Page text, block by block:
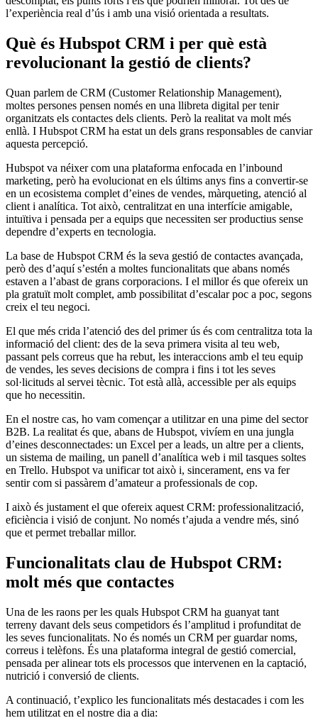
l’experiència real d’ús i amb una visió orientada a resultats.
Què és Hubspot CRM i per què està
revolucionant la gestió de clients?
Quan parlem de CRM (Customer Relationship Management),
moltes persones pensen només en una llibreta digital per tenir
organitzats els contactes dels clients. Però la realitat va molt més
enllà. I Hubspot CRM ha estat un dels grans responsables de canviar
aquesta percepció.
Hubspot va néixer com una plataforma enfocada en l’inbound
marketing, però ha evolucionat en els últims anys fins a convertir-se
en un ecosistema complet d’eines de vendes, màrqueting, atenció al
client i analítica. Tot això, centralitzat en una interfície amigable,
intuïtiva i pensada per a equips que necessiten ser productius sense
dependre d’experts en tecnologia.
La base de Hubspot CRM és la seva gestió de contactes avançada,
però des d’aquí s’estén a moltes funcionalitats que abans només
estaven a l’abast de grans corporacions. I el millor és que ofereix un
pla gratuït molt complet, amb possibilitat d’escalar poc a poc, segons
creix el teu negoci.
El que més crida l’atenció des del primer ús és com centralitza tota la
informació del client: des de la seva primera visita al teu web,
passant pels correus que ha rebut, les interaccions amb el teu equip
de vendes, les seves decisions de compra i fins i tot les seves
sol·licituds al servei tècnic. Tot està allà, accessible per als equips
que ho necessitin.
En el nostre cas, ho vam començar a utilitzar en una pime del sector
B2B. La realitat és que, abans de Hubspot, vivíem en una jungla
d’eines desconnectades: un Excel per a leads, un altre per a clients,
un sistema de mailing, un panell d’analítica web i mil tasques soltes
en Trello. Hubspot va unificar tot això i, sincerament, ens va fer
sentir com si passàrem d’amateur a professionals de cop.
I això és justament el que ofereix aquest CRM: professionalització,
eficiència i visió de conjunt. No només t’ajuda a vendre més, sinó
que et permet treballar millor.
Funcionalitats clau de Hubspot CRM:
molt més que contactes
Una de les raons per les quals Hubspot CRM ha guanyat tant
terreny davant dels seus competidors és l’amplitud i profunditat de
les seves funcionalitats. No és només un CRM per guardar noms,
correus i telèfons. És una plataforma integral de gestió comercial,
pensada per alinear tots els processos que intervenen en la captació,
nutrició i conversió de clients.
A continuació, t’explico les funcionalitats més destacades i com les
hem utilitzat en el nostre dia a dia: